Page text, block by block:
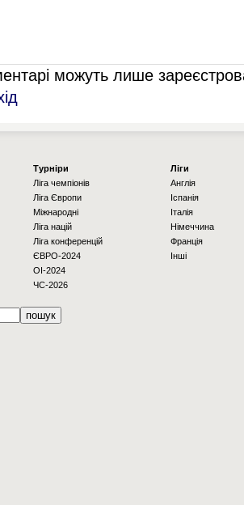
можуть лише
Турніри
Ліга чемпіонів
Ліга Європи
Міжнародні
Ліга націй
Ліга конференцій
ЄВРО-2024
OI-2024
ЧС-2026
Ліги
Англія
Іспанія
Італія
Німеччина
Франція
Інші